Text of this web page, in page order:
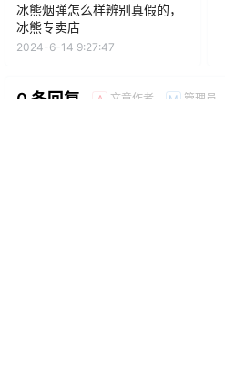
冰熊烟弹怎么样辨别真假的，
冰熊专卖店
2024-6-14 9:27:47
0 条回复 A 文章作者 M 管理员